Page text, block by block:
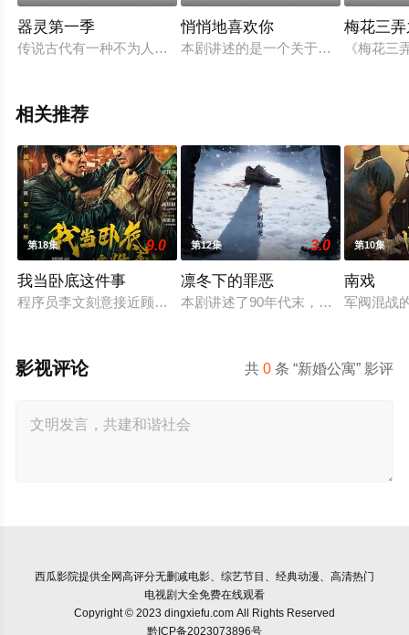
器灵第一季
传说古代有一种不为人知的锻造技术，可以将具备特殊血脉的
悄悄地喜欢你
本剧讲述的是一个关于暗恋的故事，
梅花三
《梅花
相关推荐
第18集 9.0
我当卧底这件事
程序员李文刻意接近顾婷，利用顾炎女儿奴的属性，请求老炮
第12集 3.0
凛冬下的罪恶
本剧讲述了90年代末，怒河市刑侦支
第10集
南戏
军阀混战
共0 条 “新婚公寓” 影评
影视评论
西瓜影院提供全网高评分无删减电影、综艺节目、经典动漫、高清热门
电视剧大全免费在线观看
Copyright © 2023 dingxiefu.com All Rights Reserved
黔ICP备2023073896号